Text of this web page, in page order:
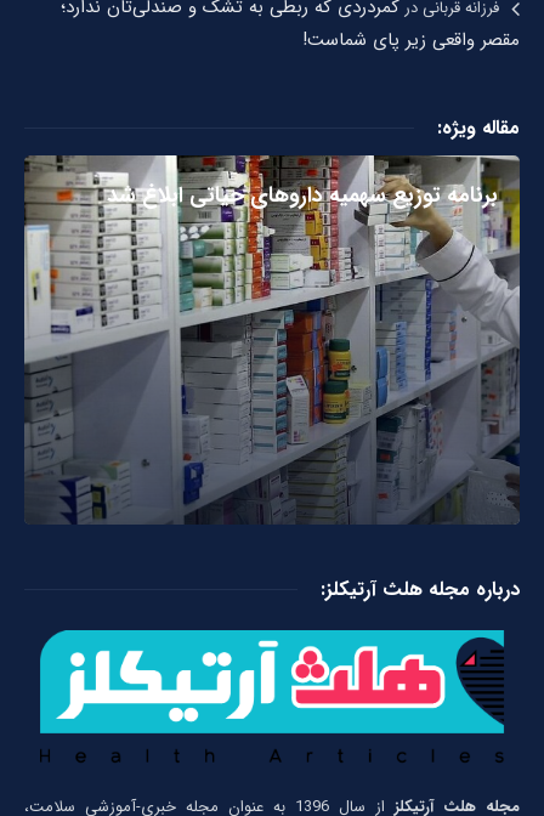
فرزانه قربانیدر کمردردی که ربطی به تشک و صندلی‌تان ندارد؛
مقصر واقعی زیر پای شماست!
مقاله ویژه:
برنامه توزیع سهمیه داروهای حیاتی ابلاغ شد
درباره مجله هلث آرتیکلز:
مجله هلث آرتیکلز
از سال 1396 به عنوان مجله خبری-آموزشی سلامت،